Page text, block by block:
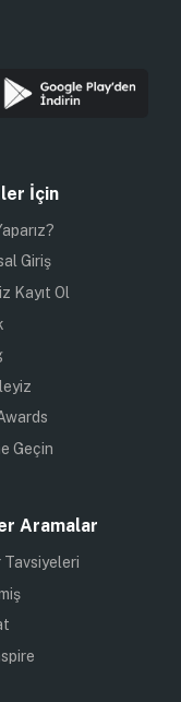
İçin
Giriş
Kayıt Ol
Geçin
Aramalar
Tavsiyeleri